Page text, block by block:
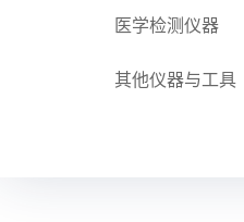
医学检测仪器
其他仪器与工具